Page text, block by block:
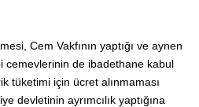
Cem Vakfının yaptığı ve aynen
cemevlerinin de ibadethane kabul
tüketimi için ücret alınmaması
devletinin ayrımcılık yaptığına